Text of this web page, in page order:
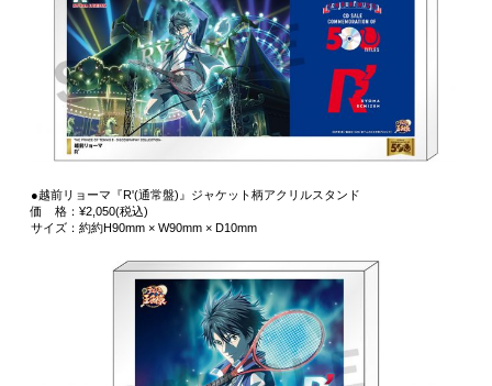
●越前リョーマ『R'(通常盤)』ジャケット柄アクリルスタンド
価 格：¥2,050(税込)
サイズ：約約H90mm × W90mm × D10mm